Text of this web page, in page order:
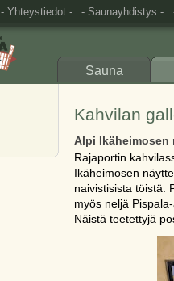
- Yhteystiedot - - Saunayhdistys -
Sauna
Kahvilan
Alpi Ikäheimosen
Rajaportin
Ikäheimosen
naivistisista töistä.
myös neljä
Näistä teetettyjä